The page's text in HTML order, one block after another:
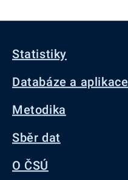
Statistiky
Databáze a aplikace
Metodika
Sběr dat
O ČSÚ